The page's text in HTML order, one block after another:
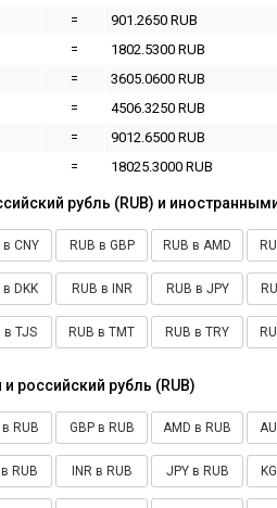
=
901.2650 RUB
=
1802.5300 RUB
=
3605.0600 RUB
=
4506.3250 RUB
=
9012.6500 RUB
= 18025.3000 RUB
рубль (RUB) и
в CNY RUB в GBP RUB в AMD
в DKK RUB в INR RUB в JPY
в TJS RUB в TMT RUB в TRY
российский рубль (RUB)
RUB GBP в RUB AMD в RUB
RUB INR в RUB JPY в RUB